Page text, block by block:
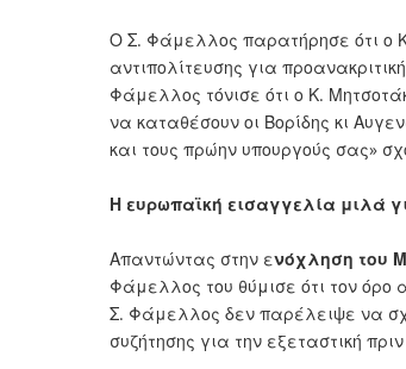
Ο Σ. Φάμελλος παρατήρησε ότι ο
αντιπολίτευσης για
Φάμελλος τόνισε ότι ο Κ.
να καταθέσουν οι Βορίδης κι
και τους πρώην υπουργούς σας»
Η ευρωπαϊκή εισαγγελία μιλά
Απαντώντας στην ενόχληση του
Φάμελλος του θύμισε ότι τον
Σ. Φάμελλος δεν παρέλειψε να
συζήτησης για την εξεταστική